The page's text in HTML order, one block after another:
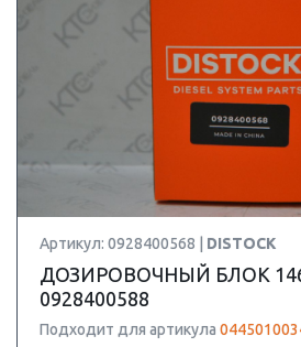
Артикул: 0928400568 | DISTOCK
ДОЗИРОВОЧНЫЙ БЛОК
0928400588
Подходит для артикула